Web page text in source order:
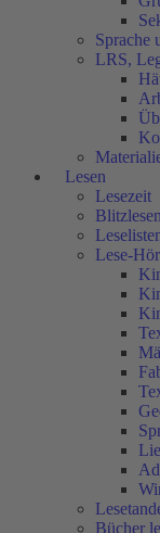
Sprache
LRS,
Lesen
Lesezeit
Blitzlesen
Lese-
Bücher